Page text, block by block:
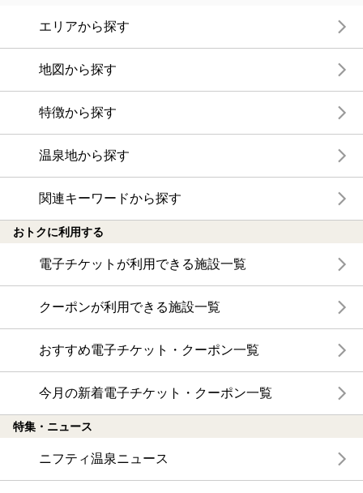
エリアから探す
地図から探す
特徴から探す
温泉地から探す
関連キーワードから探す
おトクに利用する
電子チケットが利用できる施設一覧
クーポンが利用できる施設一覧
おすすめ電子チケット・クーポン一覧
今月の新着電子チケット・クーポン一覧
特集・ニュース
ニフティ温泉ニュース